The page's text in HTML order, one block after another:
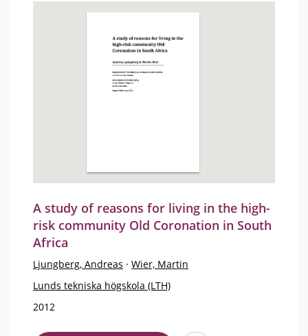
A study of reasons for living in the high-
risk community Old Coronation in South
Africa
Ljungberg, Andreas · Wier, Martin
Lunds tekniska högskola (LTH)
2012